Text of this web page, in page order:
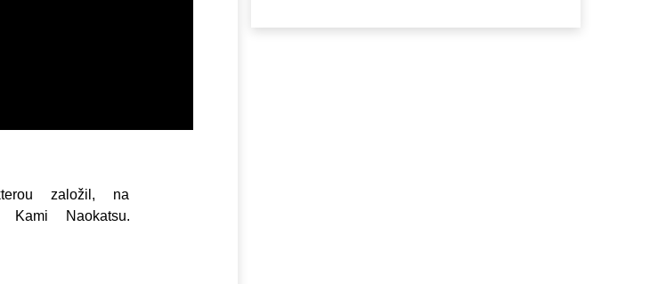
založil, na
Naokatsu.